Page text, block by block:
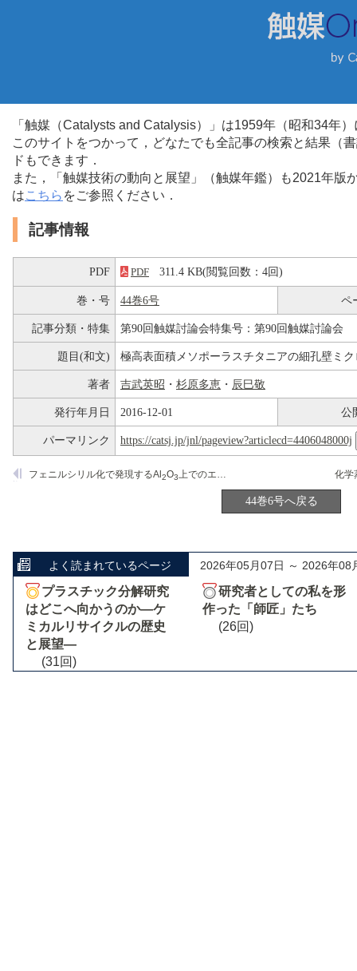
「触媒（Catalysts and Catalysis）」は1959年（昭和34年
このサイトをつかって，どなたでも全記事の検索と結果（
ドもできます．
また，「触媒技術の動向と展望」（触媒年鑑）も2021年
はこちら をご参照ください．
記事情報
PDF PDF 311.4 KB(閲覧回数：4回)
巻・号 44巻6号 ペ
記事分類・特集 第90回触媒討論会特集号：第90回触媒討論会
題目(和文) 極高表面積メソポーラスチタニアの細孔壁ミ
著者 吉武英昭 ・ 杉原多恵 ・ 辰巳敬
発行年月日 2016-12-01 公
パーマリンク https://catsj.jp/jnl/pageview?articlecd=4406048000j
フェニルシリル化で発現するAl 2O3上でのエチレン水素化活性
44巻6号へ戻る
よく読まれているページ 2026年05月07日 ～ 2026年08
プラスチック分解研究
はどこへ向かうのか―ケ
ミカルリサイクルの歴史
と展望―
(31回)
研究者としての私を形
作った「師匠」たち
(26回)